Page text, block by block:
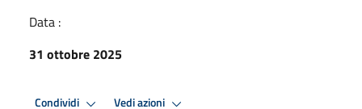
Data :
31 ottobre 2025
Condividi Vedi azioni